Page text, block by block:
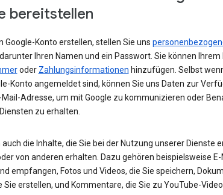
bereitstellen
Google-Konto erstellen, stellen Sie uns
Ihren Namen und ein Passwort. Sie können Ihrem
oder Zahlungsinformationen hinzufügen. Selbst
Konto angemeldet sind, können Sie uns Daten zur
Adresse, um mit Google zu kommunizieren oder
zu erhalten.
auch die Inhalte, die Sie bei der Nutzung unserer Dienste
von anderen erhalten. Dazu gehören beispielsweise E-
empfangen, Fotos und Videos, die Sie speichern,
Sie erstellen, und Kommentare, die Sie zu YouTube-